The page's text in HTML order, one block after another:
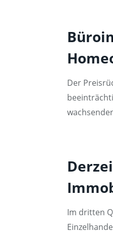
Der
Im dritten